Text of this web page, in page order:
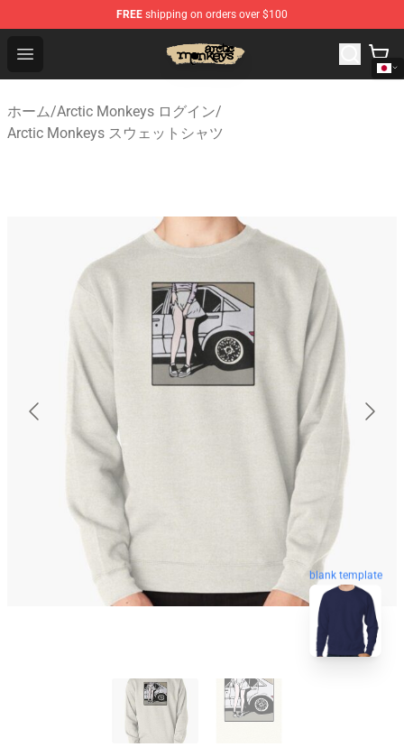
FREE shipping on orders over $100
Open menu
Arctic Monkeys Store - Official Arctic Monkeys
ホーム/Arctic Monkeys ログイン/
Arctic Monkeys スウェットシャツ
blank template